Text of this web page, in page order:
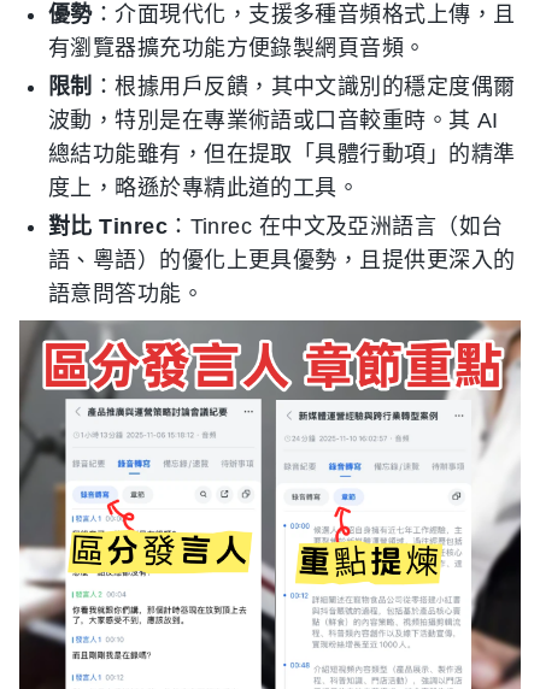
優勢：介面現代化，支援多種音頻格式上傳，且
有瀏覽器擴充功能方便錄製網頁音頻。
限制 ：根據用戶反饋，其中文識別的穩定度偶爾
波動，特別是在專業術語或口音較重時。其 AI
總結功能雖有，但在提取「具體行動項」的精準
度上，略遜於專精此道的工具。
對比 Tinrec ：Tinrec 在中文及亞洲語言（如台
語、粵語）的優化上更具優勢，且提供更深入的
語意問答功能。